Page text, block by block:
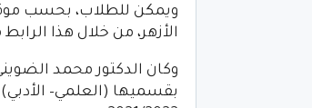
ويمكن للطلاب، بحسب
الأزهر، من خلال هذا
وكان الدكتور محمد
بقسميها (‏العلمي–